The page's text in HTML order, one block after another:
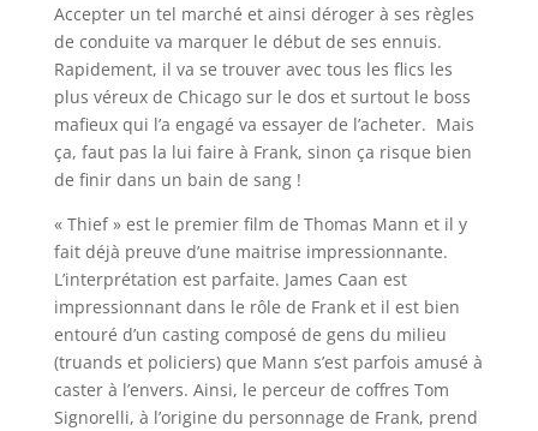
Accepter un tel marché et ainsi déroger à ses règles
de conduite va marquer le début de ses ennuis.
Rapidement, il va se trouver avec tous les flics les
plus véreux de Chicago sur le dos et surtout le boss
mafieux qui l’a engagé va essayer de l’acheter. Mais
ça, faut pas la lui faire à Frank, sinon ça risque bien
de finir dans un bain de sang !
« Thief » est le premier film de Thomas Mann et il y
fait déjà preuve d’une maitrise impressionnante.
L’interprétation est parfaite. James Caan est
impressionnant dans le rôle de Frank et il est bien
entouré d’un casting composé de gens du milieu
(truands et policiers) que Mann s’est parfois amusé à
caster à l’envers. Ainsi, le perceur de coffres Tom
Signorelli, à l’origine du personnage de Frank, prend